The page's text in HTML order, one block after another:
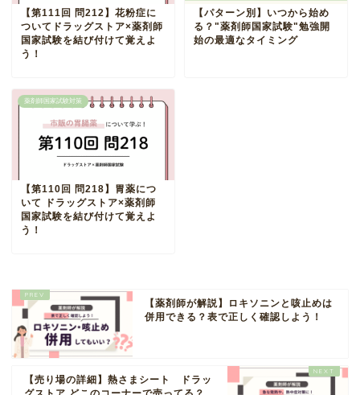
【第111回 問212】花粉症に
ついてドラッグストア×薬剤師
国家試験を結び付けて覚えよ
う！
【パターン別】いつから始め
る？"薬剤師国家試験"勉強開
始の最適なタイミング
薬剤師国家試験対策
【第110回 問218】胃薬につ
いて ドラッグストア×薬剤師
国家試験を結び付けて覚えよ
う！
【薬剤師が解説】ロキソニンと咳止めは
併用できる？表で正しく確認しよう！
【売り場の詳細】熱さまシート ドラッ